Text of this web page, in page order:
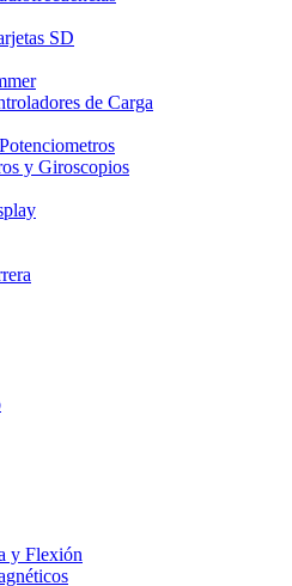
SD
de Carga
y Giroscopios
y Flexión